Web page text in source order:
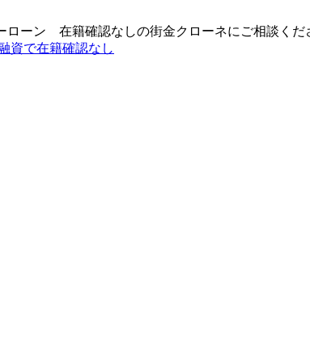
ローン 在籍確認なしの街金クローネにご相談くだ
資で在籍確認なし